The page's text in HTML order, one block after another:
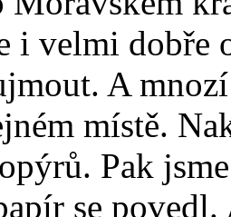
i velmi dobře
A
místě.
Pak
se